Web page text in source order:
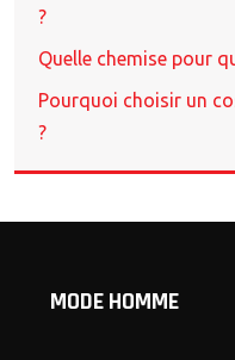
?
Quelle chemise pour
Pourquoi choisir un
?
MODE HOMME